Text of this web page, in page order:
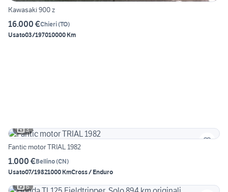
Kawasaki 900 z
16.000 €Chieri(TO)
Usato03/197010000 Km
3
Fantic motor TRIAL 1982
1.000 €Bellino(CN)
Usato07/19821000 KmCross / Enduro
6